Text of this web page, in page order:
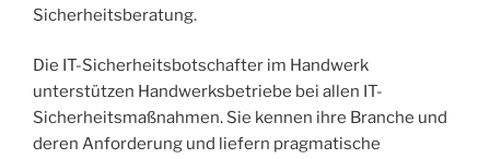
Sicherheitsberatung.
Die IT-Sicherheitsbotschafter im Handwerk
unterstützen Handwerksbetriebe bei allen IT-
Sicherheitsmaßnahmen. Sie kennen ihre Branche und
deren Anforderung und liefern pragmatische